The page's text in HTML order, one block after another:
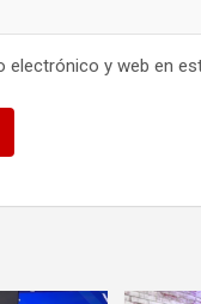
electrónico y web en